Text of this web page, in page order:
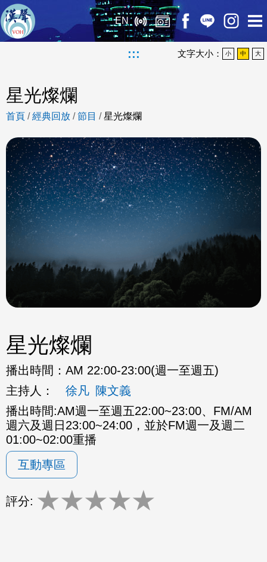
EN
::: 文字大小： 小 中 大
星光燦爛
首頁 /經典回放 /節目 /星光燦爛
星光燦爛
播出時間： AM 22:00-23:00(週一至週五)
主持人：
徐凡 陳文義
播出時間:AM週一至週五22:00~23:00、FM/AM
週六及週日23:00~24:00，並於FM週一及週二
01:00~02:00重播
互動專區
評分: ★★★★★